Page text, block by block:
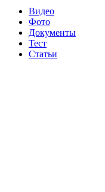
Видео
Фото
Документы
Тест
Статьи